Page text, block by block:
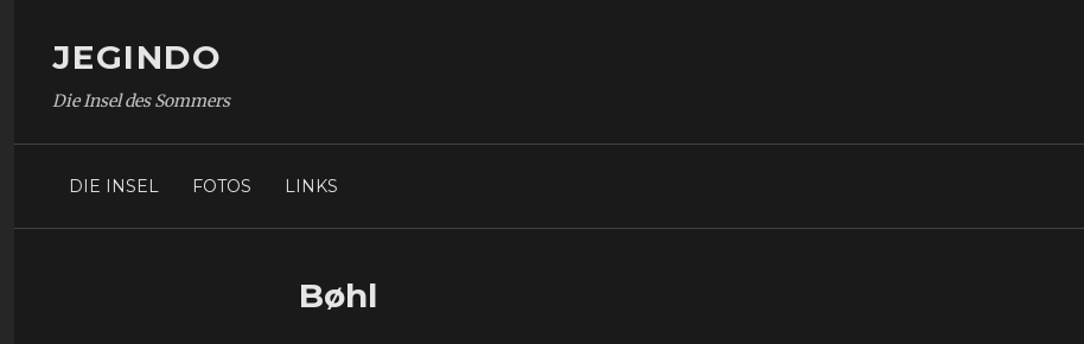
JEGINDO
Die Insel des Sommers
DIE INSEL FOTOS LINKS
Bøhl